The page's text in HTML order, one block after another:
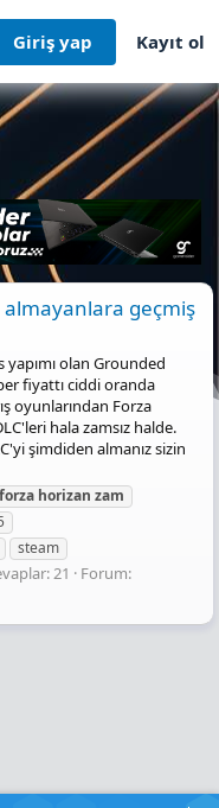
Giriş yap Kayıt ol
geçmiş
yapımı olan Grounded
fiyattı ciddi oranda
oyunlarından Forza
hala zamsız halde.
şimdiden almanız sizin
forza horizan zam
steam
21
Forum: